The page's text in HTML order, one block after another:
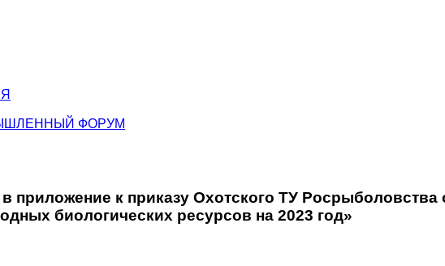
ФОРУМ
приложение к приказу Охотского ТУ
биологических ресурсов на 2023 год»